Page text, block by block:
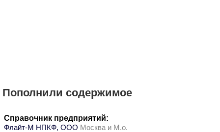
Пополнили содержимое
Справочник предприятий:
Флайт-М НПКФ, ООО Москва и М.о.